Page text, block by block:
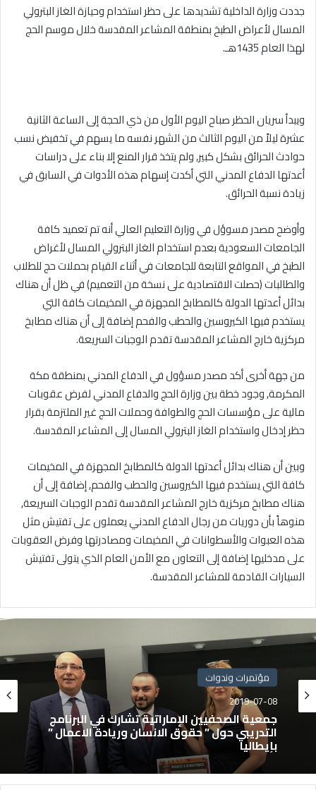
جددت وزارة الداخلية تشديدها على حظر استخدام وحيازة الغاز البترولي
المسال لأعراض الطبخ بمنطقة المشاعر المقدسة خلال موسم الحج
لهذا العام 1435هـ.
ويبدأ سريان الحظر صباح اليوم الأول من ذي الحجة إلى الساعة الثانية
عشرة ليلاً من اليوم الثالث من الشهر نفسه ما يسهم في تخفيض نسب
حوادث الحرائق بشكل كبير, ولم يتخذ قرار المنع إلا بناء على دراسات
أعدتها الدفاع المدني التي أكدت إسهام هذه الأدوات في السابق في
زيادة نسبة الحرائق.
وأوضح مصدر مسوؤل في وزارة التعليم العالي أنه تم تعميد كافة
الجامعات السعودية بعدم استخدام الغاز البترولي المسال لأغراض
الطبخ في المواقع التابعة للجامعات في أثناء القيام بحملات حج للطلاب
والطالبات (حصلت الاقتصادية على نسخة من التعميم) في ظل أن هناك
بدائل أعدتها الدولة كالمطابخ المجهزة في المخيمات كافة التي
يستخدم فيها الكيروسين والحطب والفحم إضافة إلى أن هناك مطابخ
مركزية خارج المشاعر المقدسة تقدم الوجبات السريعة.
من جهة أخرى أكد مصدر مسؤول في الدفاع المدني بمنطقة مكة
المكرمة, وجود خطة بين وزارة الحج والدفاع المدني لفرض عقوبات
مالية على مؤسسات الحج والطوافة وحملات الحج غير الملتزمة بقرار
حظر إدخال واستخدام الغاز البترولي المسال إلى المشاعر المقدسة.
وبين أن هناك بدائل أعدتها الدولة كالمطابخ المجهزة في المخيمات
كافة التي يستخدم فيها الكيروسين والحطب والفحم, إضافة إلى أن
هناك مطابخ مركزية خارج المشاعر المقدسة تقدم الوجبات السريعة,
منوهاً بأن دوريات من رجال الدفاع المدني يعملون على تفتيش مثل
هذه العبوات والأسطوانات في المخيمات ومصادرتها وفرض العقوبات
على مدخليها إضافة إلى التعاون مع الأمن العام الذي يتولى تفتيش
السيارات القادمة للمشاعر المقدسة.
مؤتمرات وندوات
2019-07-08
جمعية الصحفيين الإماراتية تشارك في البرنامج
التدريبي حول ” حقوق الانسان وريادة الاعمال ”
بإيطاليا